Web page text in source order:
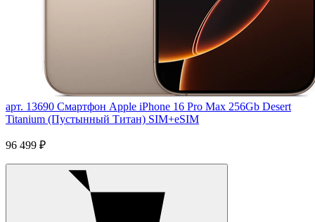
арт. 13690 Смартфон Apple iPhone 16 Pro Max 256Gb Desert
Titanium (Пустынный Титан) SIM+eSIM
96 499 ₽